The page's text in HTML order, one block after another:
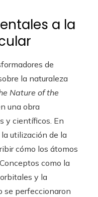
a la
de
la naturaleza
Nature of the
una obra
y científicos. En
utilización de la
cómo los átomos
como la
y la
se perfeccionaron